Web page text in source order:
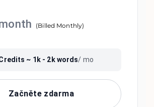
(Billed Monthly)
~ 1k - 2kwords/ mo
Začněte zdarma